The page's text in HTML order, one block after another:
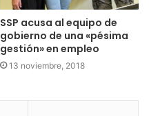
SSP acusa al equipo de
gobierno de una «pésima
gestión» en empleo
13 noviembre, 2018